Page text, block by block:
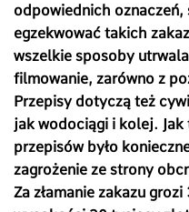
odpowiednich oznaczeń,
egzekwować takich
wszelkie sposoby
filmowanie, zarówno z
Przepisy dotyczą też
jak wodociągi i kolej. Jak
przepisów było
zagrożenie ze strony
Za złamanie zakazu